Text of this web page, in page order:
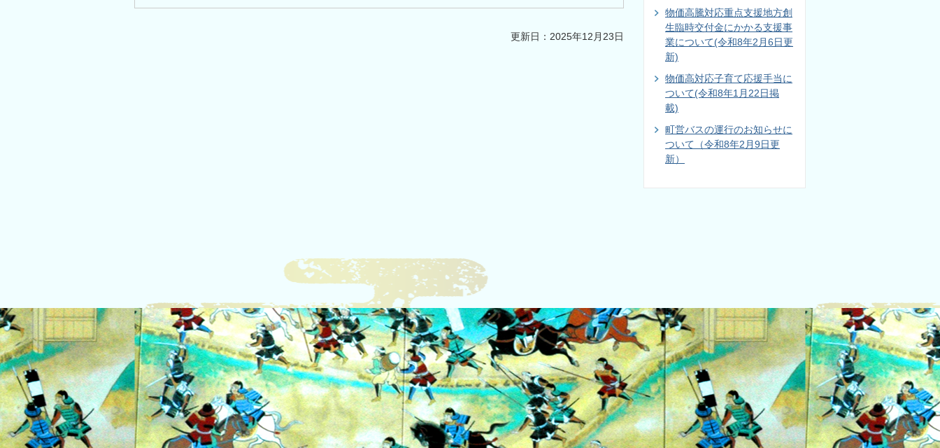
更新日：2025年12月23日
物価高騰対応重点支援地方創
生臨時交付金にかかる支援事
業について(令和8年2月6日更
新)
物価高対応子育て応援手当に
ついて(令和8年1月22日掲
載)
町営バスの運行のお知らせに
ついて（令和8年2月9日更
新）